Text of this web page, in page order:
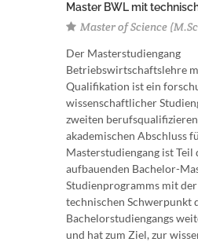
Master BWL mit
Master of Science
Der Masterstudiengang
Betriebswirtschaftslehre
Qualifikation ist ein
wissenschaftlicher
zweiten
akademischen Abschluss
Masterstudiengang ist Teil
aufbauenden Bachelor-
Studienprogramms mit
technischen Schwerpunkt
Bachelorstudiengangs
und hat zum Ziel, zur